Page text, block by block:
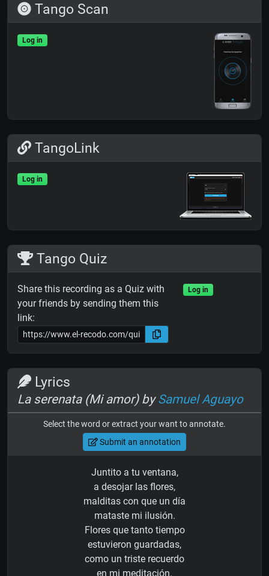
Tango Scan
Log in
TangoLink
Log in
Tango Quiz
Share this recording as a Quiz with
your friends by sending them this
link:
Log in
Lyrics
La serenata (Mi amor) bySamuel Aguayo
Select the word or extract your want to annotate.
Submit an annotation
Juntito a tu ventana,
a desojar las flores,
malditas con que un día
mataste mi ilusión.
Flores que tanto tiempo
estuvieron guardadas,
como un triste recuerdo
en mi meditación.